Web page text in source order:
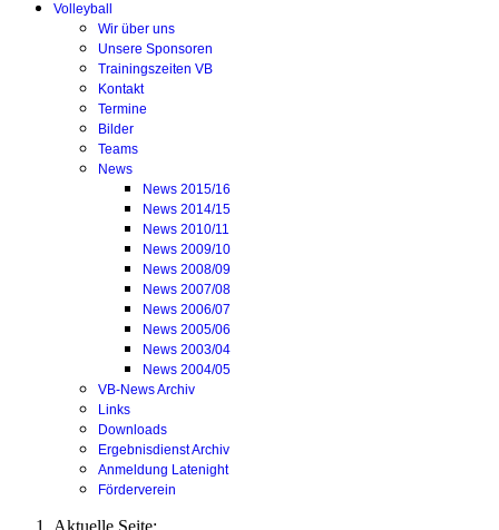
Volleyball
Wir über uns
Unsere Sponsoren
Trainingszeiten VB
Kontakt
Termine
Bilder
Teams
News
News 2015/16
News 2014/15
News 2010/11
News 2009/10
News 2008/09
News 2007/08
News 2006/07
News 2005/06
News 2003/04
News 2004/05
VB-News Archiv
Links
Downloads
Ergebnisdienst Archiv
Anmeldung Latenight
Förderverein
Aktuelle Seite: